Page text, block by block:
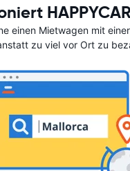
einen Mietwagen mit
zu viel vor Ort zu